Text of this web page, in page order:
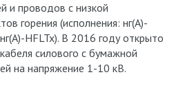
и проводов с низкой
горения (исполнения: нг(А)-
HFLTx). В 2016 году открыто
силового с бумажной
на напряжение 1-10 кВ.